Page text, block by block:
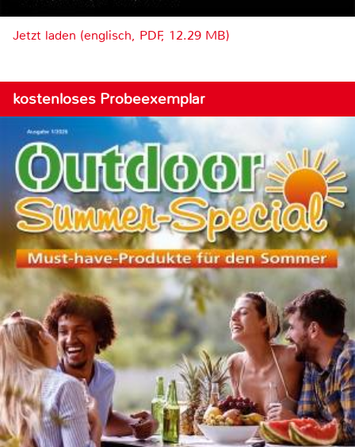
Jetzt laden (englisch, PDF, 12.29 MB)
kostenloses Probeexemplar